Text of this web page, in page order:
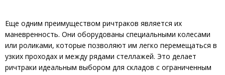
Еще одним преимуществом ричтраков является их
маневренность. Они оборудованы специальными колесами
или роликами, которые позволяют им легко перемещаться в
узких проходах и между рядами стеллажей. Это делает
ричтраки идеальным выбором для складов с ограниченным